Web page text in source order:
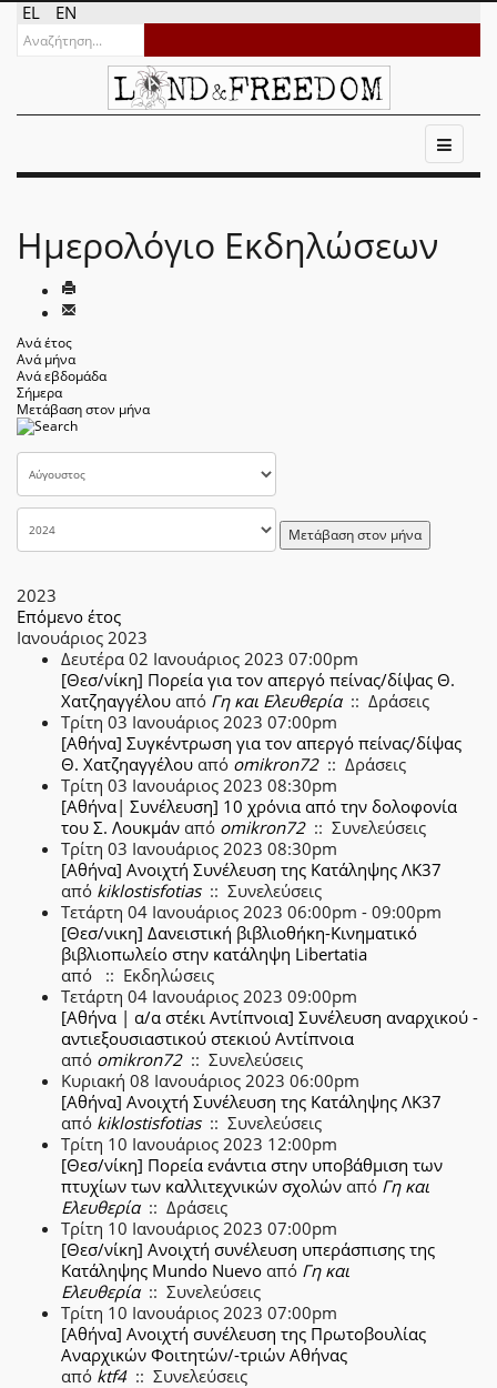
EL EN
Ημερολόγιο Εκδηλώσεων
Ανά έτος
Ανά μήνα
Ανά εβδομάδα
Σήμερα
Μετάβαση στον μήνα
Μετάβαση στον μήνα
2023
Επόμενο έτος
Ιανουάριος 2023
Δευτέρα 02 Ιανουάριος 2023 07:00pm
[Θεσ/νίκη] Πορεία για τον απεργό πείνας/δίψας Θ.
Χατζηαγγέλου από Γη και Ελευθερία:: Δράσεις
Τρίτη 03 Ιανουάριος 2023 07:00pm
[Αθήνα] Συγκέντρωση για τον απεργό πείνας/δίψας
Θ. Χατζηαγγέλου από omikron72:: Δράσεις
Τρίτη 03 Ιανουάριος 2023 08:30pm
[Αθήνα| Συνέλευση] 10 χρόνια από την δολοφονία
του Σ. Λουκμάν από omikron72:: Συνελεύσεις
Τρίτη 03 Ιανουάριος 2023 08:30pm
[Αθήνα] Ανοιχτή Συνέλευση της Κατάληψης ΛΚ37
από kiklostisfotias:: Συνελεύσεις
Τετάρτη 04 Ιανουάριος 2023 06:00pm - 09:00pm
[Θεσ/νικη] Δανειστική βιβλιοθήκη-Κινηματικό
βιβλιοπωλείο στην κατάληψη Libertatia
από
:: Εκδηλώσεις
Τετάρτη 04 Ιανουάριος 2023 09:00pm
[Αθήνα | α/α στέκι Αντίπνοια] Συνέλευση αναρχικού -
αντιεξουσιαστικού στεκιού Αντίπνοια
από omikron72:: Συνελεύσεις
Κυριακή 08 Ιανουάριος 2023 06:00pm
[Αθήνα] Ανοιχτή Συνέλευση της Κατάληψης ΛΚ37
από kiklostisfotias:: Συνελεύσεις
Τρίτη 10 Ιανουάριος 2023 12:00pm
[Θεσ/νίκη] Πορεία ενάντια στην υποβάθμιση των
πτυχίων των καλλιτεχνικών σχολών από Γη και
Ελευθερία:: Δράσεις
Τρίτη 10 Ιανουάριος 2023 07:00pm
[Θεσ/νίκη] Ανοιχτή συνέλευση υπεράσπισης της
Κατάληψης Mundo Nuevo από Γη και
Ελευθερία:: Συνελεύσεις
Τρίτη 10 Ιανουάριος 2023 07:00pm
[Αθήνα] Ανοιχτή συνέλευση της Πρωτοβουλίας
Αναρχικών Φοιτητών/-τριών Αθήνας
από ktf4:: Συνελεύσεις